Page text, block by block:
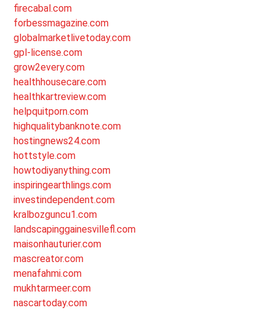
firecabal.com
forbessmagazine.com
globalmarketlivetoday.com
gpl-license.com
grow2every.com
healthhousecare.com
healthkartreview.com
helpquitporn.com
highqualitybanknote.com
hostingnews24.com
hottstyle.com
howtodiyanything.com
inspiringearthlings.com
investindependent.com
kralbozguncu1.com
landscapinggainesvillefl.com
maisonhauturier.com
mascreator.com
menafahmi.com
mukhtarmeer.com
nascartoday.com